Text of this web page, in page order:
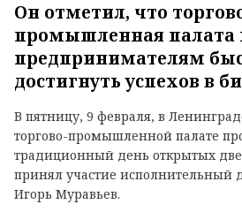
Он отметил, что
промышленная палата
предпринимателям
достигнуть успехов в
В пятницу, 9 февраля, в
торгово-промышленной палате
традиционный день открытых
принял участие исполнительный
Игорь Муравьев.